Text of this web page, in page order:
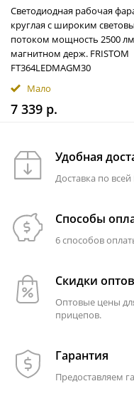
Светодиодная рабочая
круглая с широким
потоком мощность 2500
магнитном держ. FRISTOM
FT364LEDMAGM30
Мало
7 339 р.
Удобная
Доставка по
Способы
6 способов
Скидки
Оптовые цены
прицепов.
Гарантия
Предоставляем